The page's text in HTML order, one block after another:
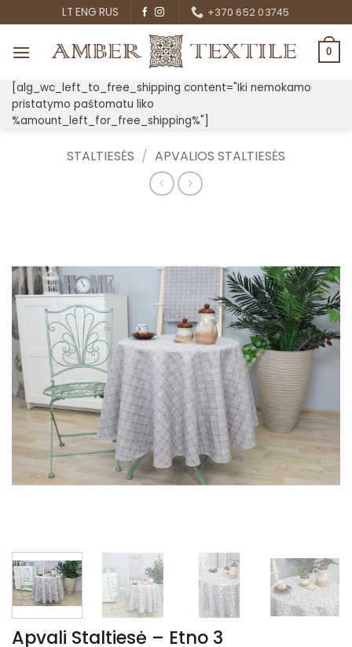
to
content
LT ENG RUS +370 652 03745
0
[alg_wc_left_to_free_shipping content="Iki nemokamo
pristatymo paštomatu liko
%amount_left_for_free_shipping%"]
STALTIESĖS / APVALIOS STALTIESĖS
Apvali Staltiesė – Etno 3